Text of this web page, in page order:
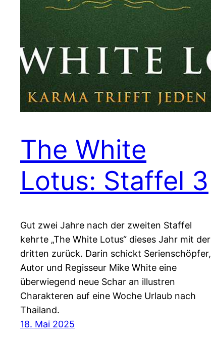
The White
Lotus: Staffel 3
Gut zwei Jahre nach der zweiten Staffel
kehrte „The White Lotus“ dieses Jahr mit der
dritten zurück. Darin schickt Serienschöpfer,
Autor und Regisseur Mike White eine
überwiegend neue Schar an illustren
Charakteren auf eine Woche Urlaub nach
Thailand.
18. Mai 2025